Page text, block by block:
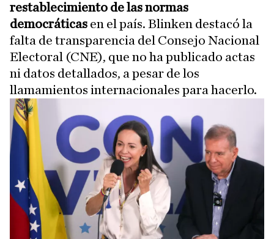
restablecimiento de las normas
democráticas en el país. Blinken destacó la
falta de transparencia del Consejo Nacional
Electoral (CNE), que no ha publicado actas
ni datos detallados, a pesar de los
llamamientos internacionales para hacerlo.